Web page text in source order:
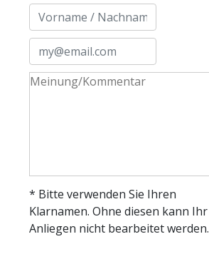
* Bitte verwenden Sie Ihren
Klarnamen. Ohne diesen kann Ihr
Anliegen nicht bearbeitet werden.